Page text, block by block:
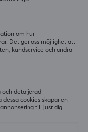
Bästa
Bästa Team🎂🍾
för 2 år sen
om hur
Det ger oss möjlighet att
kundservice och andra
och detaljerad
dessa cookies skapar en
till just dig.